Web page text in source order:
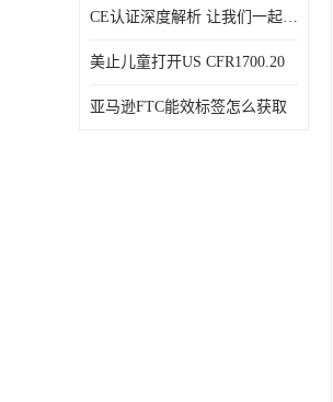
CE认证深度解析 让我们一起来认识CE认证
美止儿童打开US CFR1700.20
亚马逊FTC能效标签怎么获取